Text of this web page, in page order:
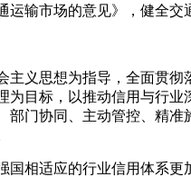
运输市场的意见》，健全
主义思想为指导，全面贯
为目标，以推动信用与行
部门协同、主动管控、精
国相适应的行业信用体系